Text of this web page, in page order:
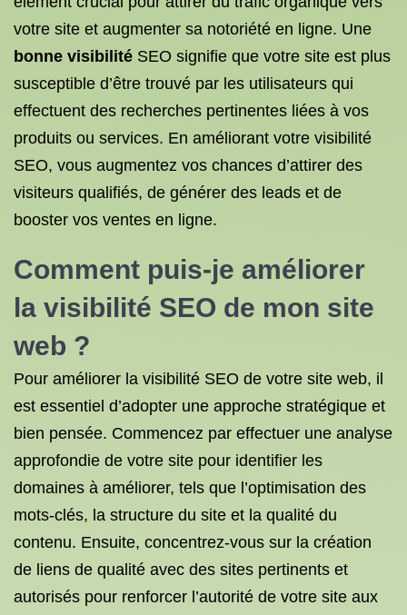
votre site et augmenter sa notoriété en ligne. Une
bonne visibilité SEO signifie que votre site est plus
susceptible d’être trouvé par les utilisateurs qui
effectuent des recherches pertinentes liées à vos
produits ou services. En améliorant votre visibilité
SEO, vous augmentez vos chances d’attirer des
visiteurs qualifiés, de générer des leads et de
booster vos ventes en ligne.
Comment puis-je améliorer
la visibilité SEO de mon site
web ?
Pour améliorer la visibilité SEO de votre site web, il
est essentiel d’adopter une approche stratégique et
bien pensée. Commencez par effectuer une analyse
approfondie de votre site pour identifier les
domaines à améliorer, tels que l’optimisation des
mots-clés, la structure du site et la qualité du
contenu. Ensuite, concentrez-vous sur la création
de liens de qualité avec des sites pertinents et
autorisés pour renforcer l’autorité de votre site aux